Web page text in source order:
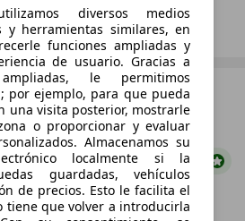
Súper oferta
diversos medios
y herramientas similares, en
funciones ampliadas y
de usuario. Gracias a
le permitimos
por ejemplo, para que pueda
una visita posterior, mostrarle
o proporcionar y evaluar
Almacenamos su
localmente si la
guardadas, vehículos
de precios. Esto le facilita el
tiene que volver a introducirla